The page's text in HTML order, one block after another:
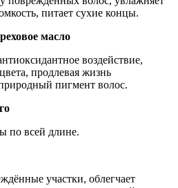
питает сухие концы.
масло
воздействие,
продлевая жизнь
пигмент волос.
по всей длине.
участки, облегчает